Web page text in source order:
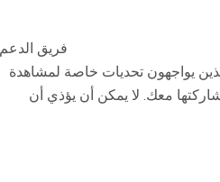
فريق الدعم
يواجهون تحديات خاصة لمشاهدة
معك. لا يمكن أن يؤذي أن